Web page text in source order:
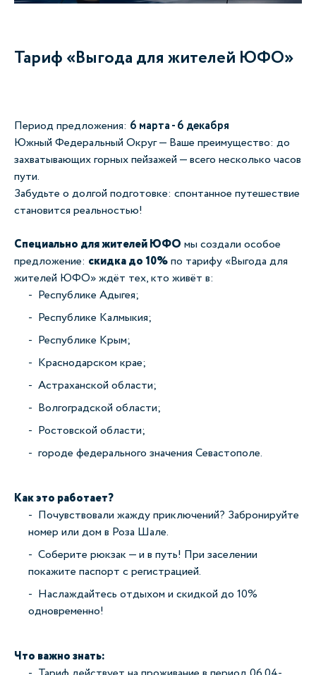
Тариф «Выгода для жителей ЮФО»
Период предложения: 6 марта - 6 декабря
Южный Федеральный Округ — Ваше преимущество: до
захватывающих горных пейзажей — всего несколько часов
пути.
Забудьте о долгой подготовке: спонтанное путешествие
становится реальностью!
Специально для жителей ЮФО мы создали особое
предложение: скидка до 10%по тарифу «Выгода для
жителей ЮФО» ждёт тех, кто живёт в:
Республике Адыгея;
Республике Калмыкия;
Республике Крым;
Краснодарском крае;
Астраханской области;
Волгоградской области;
Ростовской области;
городе федерального значения Севастополе.
Как это работает?
Почувствовали жажду приключений? Забронируйте
номер или дом в Роза Шале.
Соберите рюкзак — и в путь! При заселении
покажите паспорт с регистрацией.
Наслаждайтесь отдыхом и скидкой до 10%
одновременно!
Что важно знать: